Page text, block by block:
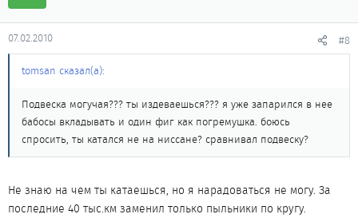
07.02.2010 #8
tomsan сказал(а):
Подвеска могучая??? ты издеваешься??? я уже запарился в нее
бабосы вкладывать и один фиг как погремушка. боюсь
спросить, ты катался не на ниссане? сравнивал подвеску?
Не знаю на чем ты катаешься, но я нарадоваться не могу. За
последние 40 тыс.км заменил только пыльники по кругу.